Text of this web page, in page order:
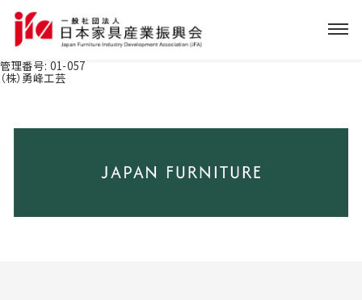
管理番号: 01-057
（株）勇峰工芸